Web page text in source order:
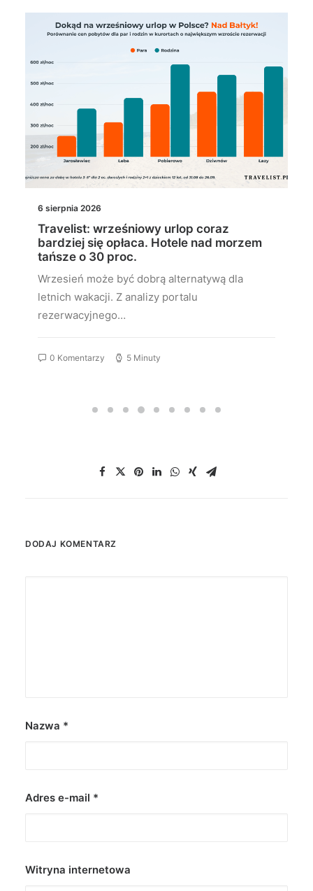
6 sierpnia 2026
Travelist: wrześniowy urlop coraz
bardziej się opłaca. Hotele nad morzem
tańsze o 30 proc.
Wrzesień może być dobrą alternatywą dla
letnich wakacji. Z analizy portalu
rezerwacyjnego…
0 Komentarzy 5 Minuty
DODAJ KOMENTARZ
Nazwa *
Adres e-mail *
Witryna internetowa